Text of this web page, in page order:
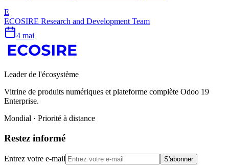
E
ECOSIRE Research and Development Team
4 mai
Leader de l'écosystème
Vitrine de produits numériques et plateforme complète Odoo 19
Enterprise.
Mondial · Priorité à distance
Restez informé
Entrez votre e-mail S'abonner